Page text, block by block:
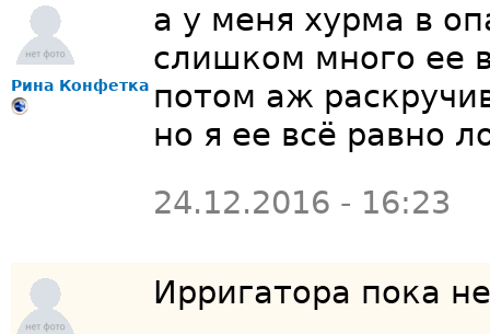
Рина Конфетка
а у меня хурма в
слишком много ее
потом аж
но я ее всё равно
24.12.2016 - 16:23
Ирригатора пока